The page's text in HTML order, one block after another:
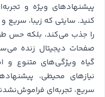
پیشنهادهای ویژه و
کنید. سایتی که زیبا، سریع
را جذب می‌کند، بلکه حس
صفحات دیجیتال زنده
گیاه ویژگی‌های متنوع و
نیازهای محیطی،
سریع، تجربه‌ای